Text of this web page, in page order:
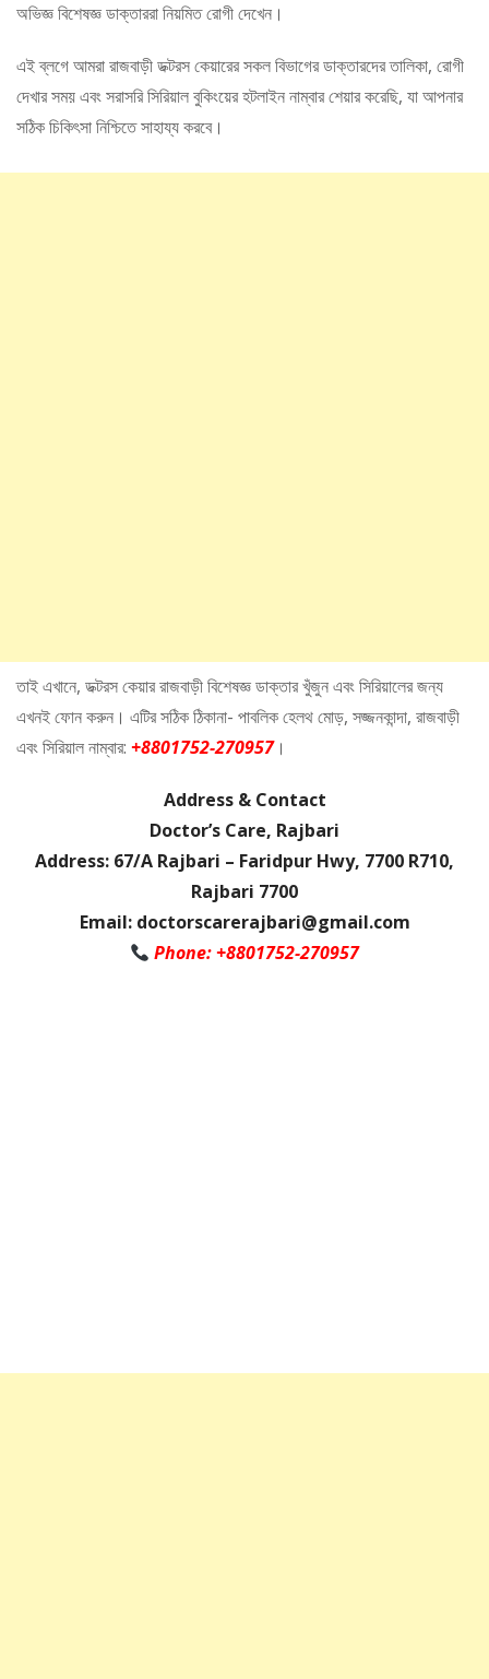
অভিজ্ঞ বিশেষজ্ঞ ডাক্তাররা নিয়মিত রোগী দেখেন।
এই ব্লগে আমরা রাজবাড়ী ডক্টরস কেয়ারের সকল বিভাগের ডাক্তারদের তালিকা, রোগী
দেখার সময় এবং সরাসরি সিরিয়াল বুকিংয়ের হটলাইন নাম্বার শেয়ার করেছি, যা আপনার
সঠিক চিকিৎসা নিশ্চিতে সাহায্য করবে।
তাই এখানে, ডক্টরস কেয়ার রাজবাড়ী বিশেষজ্ঞ ডাক্তার খুঁজুন এবং সিরিয়ালের জন্য
এখনই ফোন করুন। এটির সঠিক ঠিকানা- পাবলিক হেলথ মোড়, সজ্জনকান্দা, রাজবাড়ী
এবং সিরিয়াল নাম্বার: +8801752-270957।
Address & Contact
Doctor’s Care, Rajbari
Address: 67/A Rajbari – Faridpur Hwy, 7700 R710,
Rajbari 7700
Email: doctorscarerajbari@gmail.com
Phone: +8801752-270957